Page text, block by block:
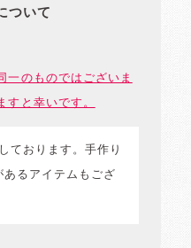
ついて
一のものではございま
すと幸いです。
ております。手作り
あるアイテムもござ